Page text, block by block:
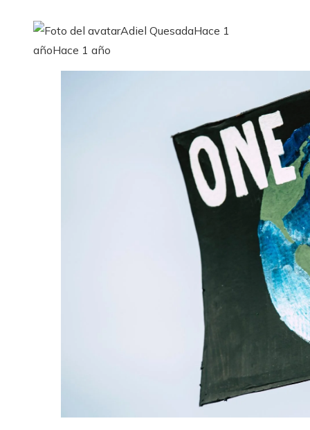
Adiel QuesadaHace 1
añoHace 1 año